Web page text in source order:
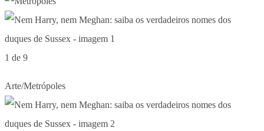
1 de 9
Arte/Metrópoles